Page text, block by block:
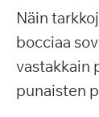
Näin
bocciaa
vastakkain
punaisten